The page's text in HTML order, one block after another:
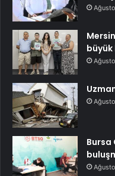
büyük
Bursa